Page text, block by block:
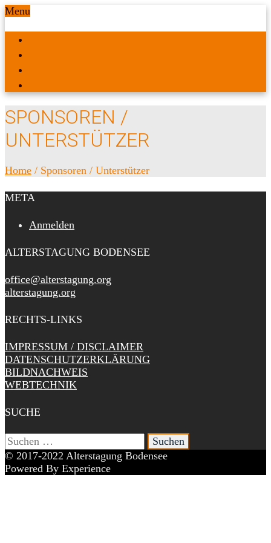
Menu
SPONSOREN /
UNTERSTÜTZER
Home / Sponsoren / Unterstützer
META
Anmelden
ALTERSTAGUNG BODENSEE
office@alterstagung.org
alterstagung.org
RECHTS-LINKS
IMPRESSUM / DISCLAIMER
DATENSCHUTZERKLÄRUNG
BILDNACHWEIS
WEBTECHNIK
SUCHE
Suchen
nach:
© 2017-2022 Alterstagung Bodensee
Powered By Experience